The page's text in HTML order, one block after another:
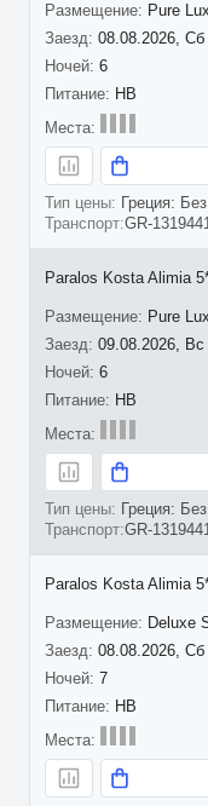
08.08.2026, Сб
6
Pure
HB
Греция:
GR-
09.08.2026, Вс
6
Paralos Kosta Alimia
Pure
HB
Греция:
GR-
08.08.2026, Сб
7
Paralos Kosta Alimia
Deluxe
HB